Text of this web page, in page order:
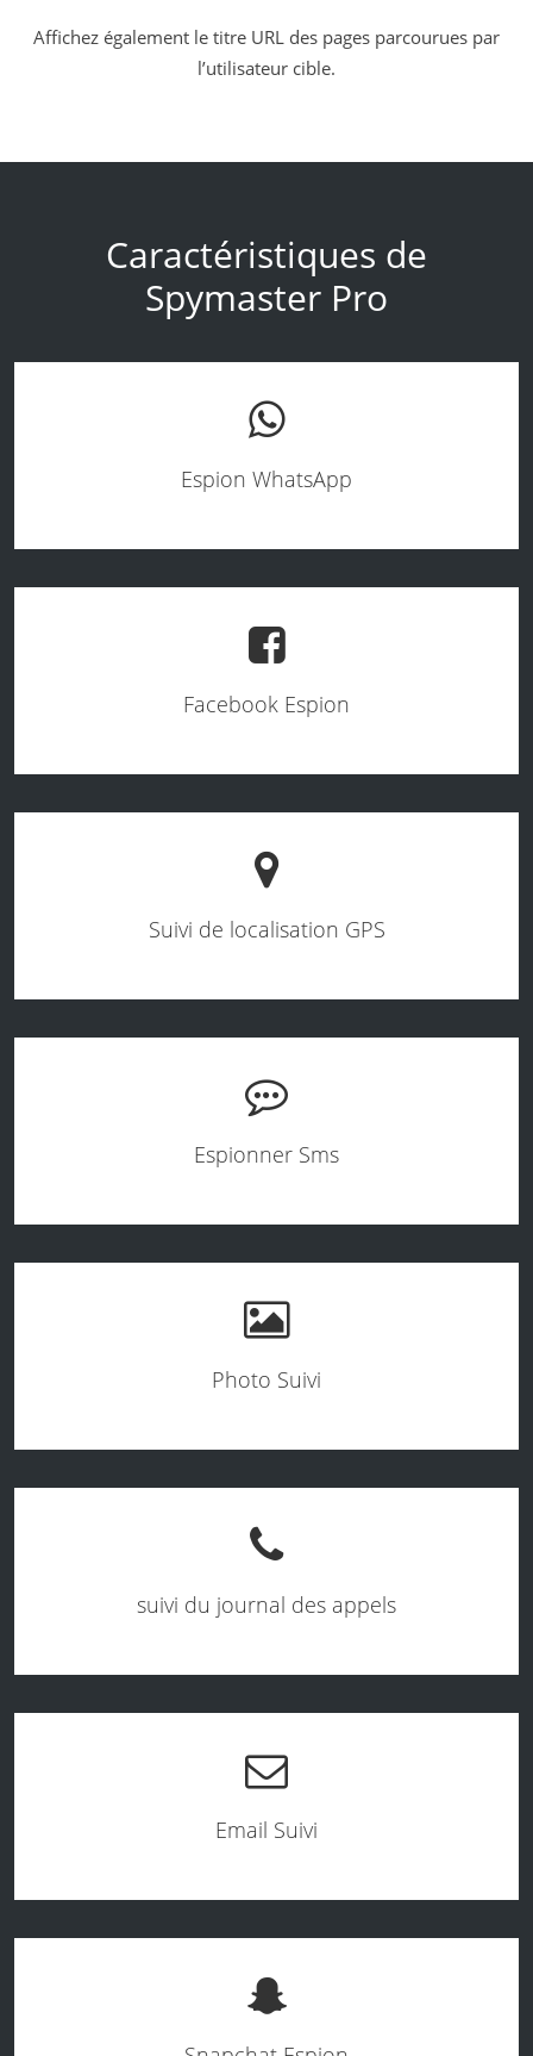
Affichez également le titre URL des pages parcourues par
l’utilisateur cible.
Caractéristiques de
Spymaster Pro
Espion WhatsApp
Facebook Espion
Suivi de localisation GPS
Espionner Sms
Photo Suivi
suivi du journal des appels
Email Suivi